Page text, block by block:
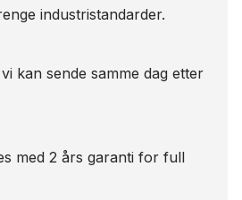
industristandarder.
kan sende samme dag etter
med 2 års garanti for full